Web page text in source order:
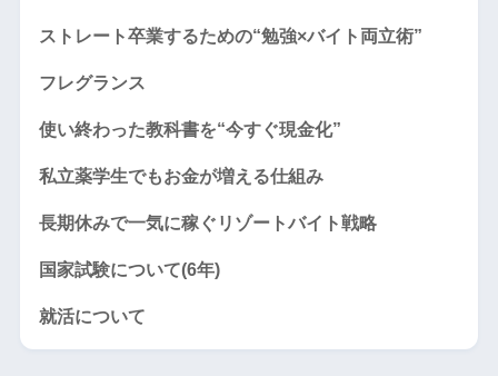
ストレート卒業するための“勉強×バイト両立術”
フレグランス
使い終わった教科書を“今すぐ現金化”
私立薬学生でもお金が増える仕組み
長期休みで一気に稼ぐリゾートバイト戦略
国家試験について(6年)
就活について